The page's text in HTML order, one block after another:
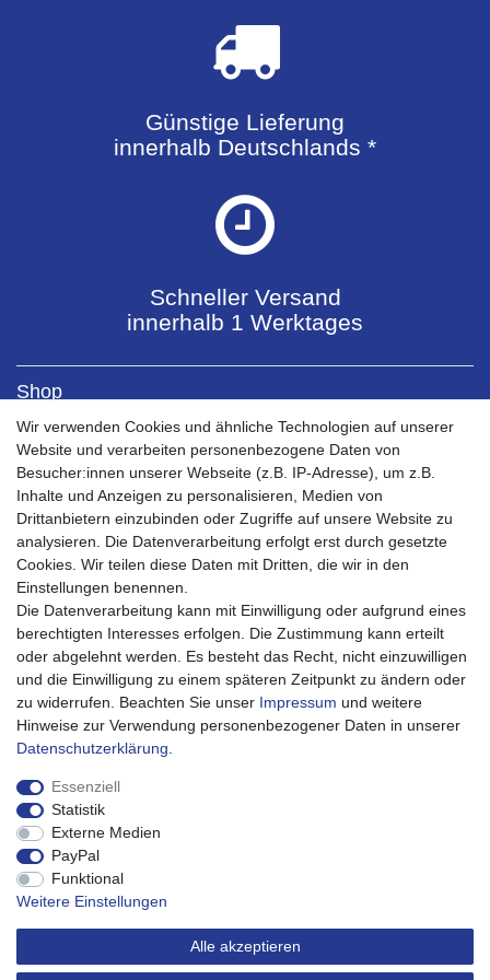
Günstige Lieferung
innerhalb Deutschlands *
Schneller Versand
innerhalb 1 Werktages
Shop
Kontaktformular
Versandkosten
Zahlungsarten
Bestellablauf 0% MwSt PV
Mein Konto
Mein Account
Registrieren
Warenkorb
Kasse
Service
Datenschutzerklärung
AGB
Barrierefreiheitserklärung
Über uns
Karriere
Wir verwenden Cookies und ähnliche Technologien auf unserer
Website und verarbeiten personenbezogene Daten von
Besucher:innen unserer Webseite (z.B. IP-Adresse), um z.B.
Inhalte und Anzeigen zu personalisieren, Medien von
Drittanbietern einzubinden oder Zugriffe auf unsere Website zu
analysieren. Die Datenverarbeitung erfolgt erst durch gesetzte
Cookies. Wir teilen diese Daten mit Dritten, die wir in den
Einstellungen benennen.
Die Datenverarbeitung kann mit Einwilligung oder aufgrund eines
berechtigten Interesses erfolgen. Die Zustimmung kann erteilt
oder abgelehnt werden. Es besteht das Recht, nicht einzuwilligen
und die Einwilligung zu einem späteren Zeitpunkt zu ändern oder
zu widerrufen. Beachten Sie unser Impressum und weitere
Hinweise zur Verwendung personenbezogener Daten in unserer
Daten­schutz­erklärung
Essenziell
Statistik
Externe Medien
PayPal
Funktional
Weitere Einstellungen
Alle akzeptieren